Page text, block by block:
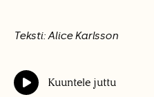
Teksti: Alice Karlsson
Kuuntele juttu